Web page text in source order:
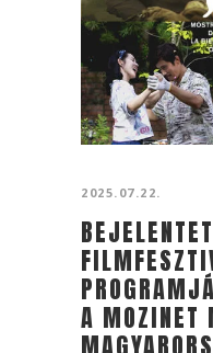
2025.07.22.
A MOZINET